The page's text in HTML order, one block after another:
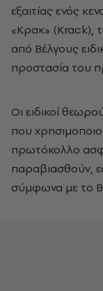
εξαιτίας ενός
«Κρακ» (Krack),
από Βέλγους
προστασία του
Οι ειδικοί
που
πρωτόκολλο
παραβιασθούν,
σύμφωνα με το